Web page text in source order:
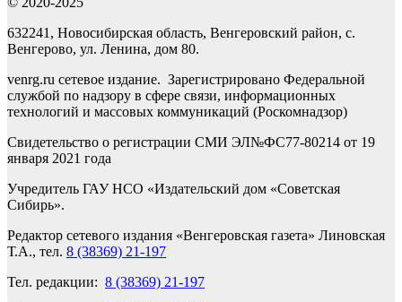
632241, Новосибирская область, Венгеровский район, с.
Венгерово, ул. Ленина, дом 80.
venrg.ru сетевое издание. Зарегистрировано Федеральной
службой по надзору в сфере связи, информационных
технологий и массовых коммуникаций (Роскомнадзор)
Свидетельство о регистрации СМИ ЭЛ№ФС77-80214 от 19
января 2021 года
Учредитель ГАУ НСО «Издательский дом «Советская
Сибирь».
Редактор сетевого издания «Венгеровская газета» Линовская
Т.А., тел. 8 (38369) 21-197
Тел. редакции: 8 (38369) 21-197